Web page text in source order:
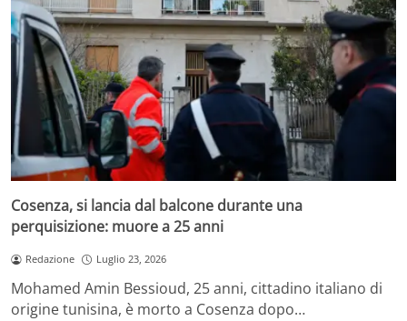
Cosenza, si lancia dal balcone durante una
perquisizione: muore a 25 anni
Redazione Luglio 23, 2026
Mohamed Amin Bessioud, 25 anni, cittadino italiano di
origine tunisina, è morto a Cosenza dopo…